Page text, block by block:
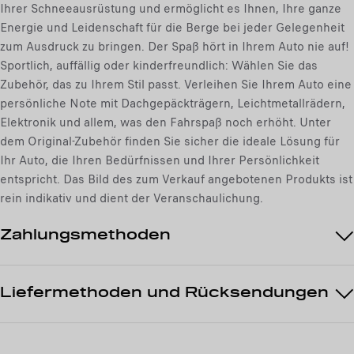
o
:
1
Ihrer Schneeausrüstung und ermöglicht es Ihnen, Ihre ganze
Energie und Leidenschaft für die Berge bei jeder Gelegenheit
zum Ausdruck zu bringen. Der Spaß hört in Ihrem Auto nie auf!
Sportlich, auffällig oder kinderfreundlich: Wählen Sie das
Zubehör, das zu Ihrem Stil passt. Verleihen Sie Ihrem Auto eine
persönliche Note mit Dachgepäckträgern, Leichtmetallrädern,
Elektronik und allem, was den Fahrspaß noch erhöht. Unter
dem Original-Zubehör finden Sie sicher die ideale Lösung für
Ihr Auto, die Ihren Bedürfnissen und Ihrer Persönlichkeit
entspricht. Das Bild des zum Verkauf angebotenen Produkts ist
rein indikativ und dient der Veranschaulichung.
Zahlungsmethoden
Liefermethoden und Rücksendungen